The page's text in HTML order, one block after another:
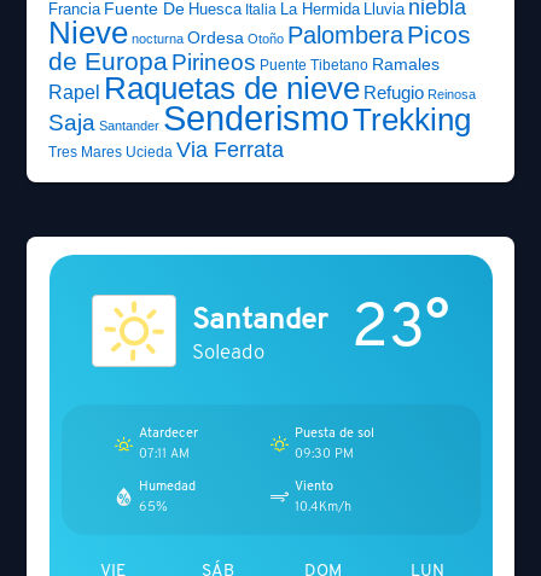
Francia Fuente De Huesca Italia La Hermida Lluvia niebla
Nieve nocturna Ordesa Otoño PalomberaPicos
de EuropaPirineos Puente Tibetano Ramales
Rapel Raquetas de nieve Refugio Reinosa
Saja Santander SenderismoTrekking
Tres Mares Ucieda Via Ferrata
Santander
Soleado 23°
Atardecer
07:11 AM
Puesta de sol
09:30 PM
Humedad
65%
Viento
10.4Km/h
VIE SÁB DOM LUN